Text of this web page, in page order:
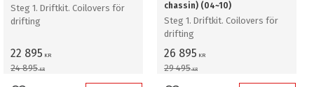
Steg 1. Driftkit. Coilovers för
drifting
22 895 KR
24 895KR
chassin) (04~10)
Steg 1. Driftkit. Coilovers för
drifting
26 895 KR
29 495KR